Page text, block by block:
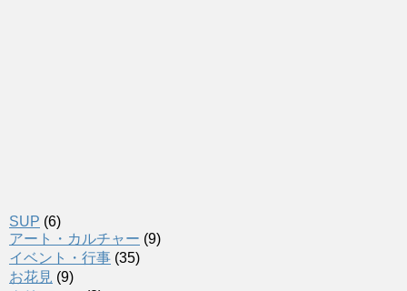
SUP (6)
アート・カルチャー (9)
イベント・行事 (35)
お花見 (9)